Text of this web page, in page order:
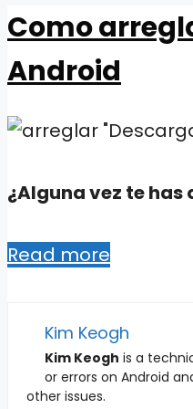
Como
Android
¿Alguna vez te
Read more
Kim Keogh
Kim Keogh is a
or errors on Android
other issues.